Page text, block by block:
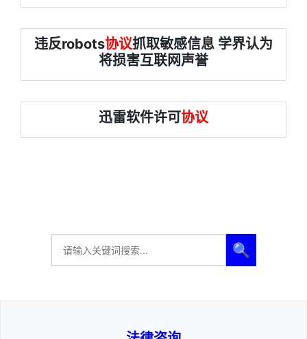
违反robots协议抓取敏感信息 学界认为
将损害互联网声誉
迅雷软件许可协议
🔍